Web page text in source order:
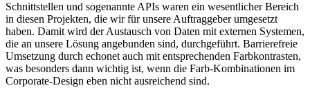
Schnittstellen und sogenannte APIs waren ein wesentlicher Bereich
in diesen Projekten, die wir für unsere Auftraggeber umgesetzt
haben. Damit wird der Austausch von Daten mit externen Systemen,
die an unsere Lösung angebunden sind, durchgeführt. Barrierefreie
Umsetzung durch echonet auch mit entsprechenden Farbkontrasten,
was besonders dann wichtig ist, wenn die Farb-Kombinationen im
Corporate-Design eben nicht ausreichend sind.